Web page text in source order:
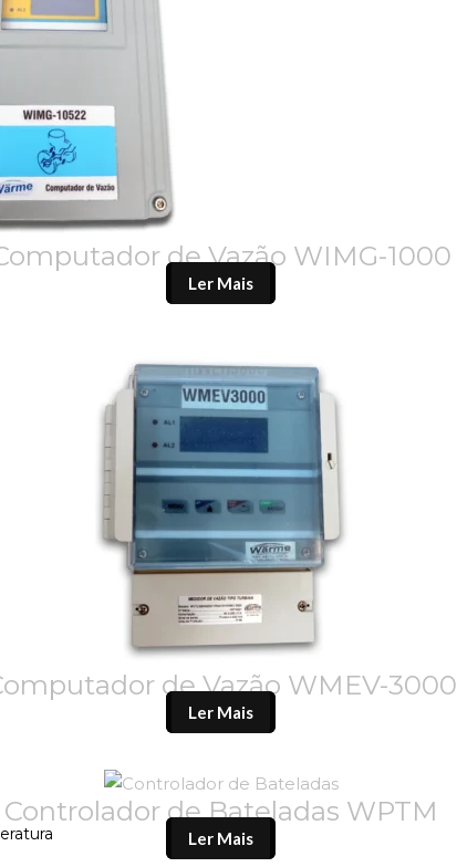
de Vazão WIMG-1000
Ler Mais
de Vazão WMEV-3000
Ler Mais
Controlador de Bateladas WPTM
Ler Mais